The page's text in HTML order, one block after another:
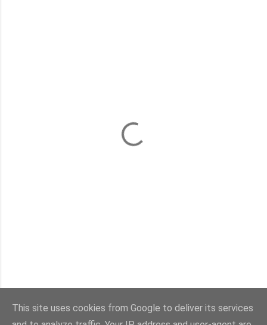
This site uses cookies from Google to deliver its services